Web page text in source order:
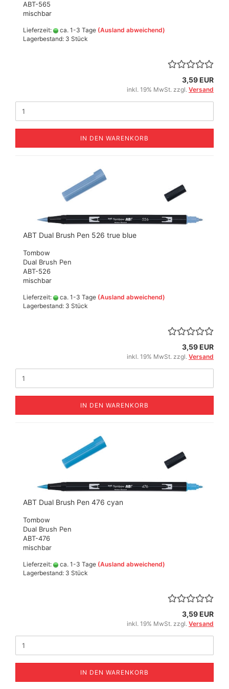
ABT-565
mischbar
Lieferzeit: ca. 1-3 Tage (Ausland abweichend)
Lagerbestand: 3 Stück
3,59 EUR
inkl. 19% MwSt. zzgl. Versand
IN DEN WARENKORB
ABT Dual Brush Pen 526 true blue
Tombow
Dual Brush Pen
ABT-526
mischbar
Lieferzeit: ca. 1-3 Tage (Ausland abweichend)
Lagerbestand: 3 Stück
3,59 EUR
inkl. 19% MwSt. zzgl. Versand
IN DEN WARENKORB
ABT Dual Brush Pen 476 cyan
Tombow
Dual Brush Pen
ABT-476
mischbar
Lieferzeit: ca. 1-3 Tage (Ausland abweichend)
Lagerbestand: 3 Stück
3,59 EUR
inkl. 19% MwSt. zzgl. Versand
IN DEN WARENKORB